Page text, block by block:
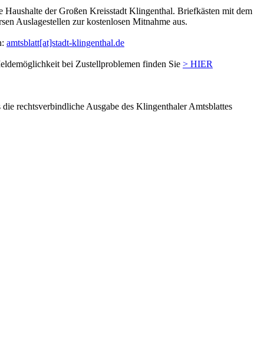
der Großen Kreisstadt Klingenthal. Briefkästen mit dem
Auslagestellen zur kostenlosen Mitnahme aus.
amtsblatt[at]stadt-klingenthal.de
bei Zustellproblemen finden Sie > HIER
rechtsverbindliche Ausgabe des Klingenthaler Amtsblattes